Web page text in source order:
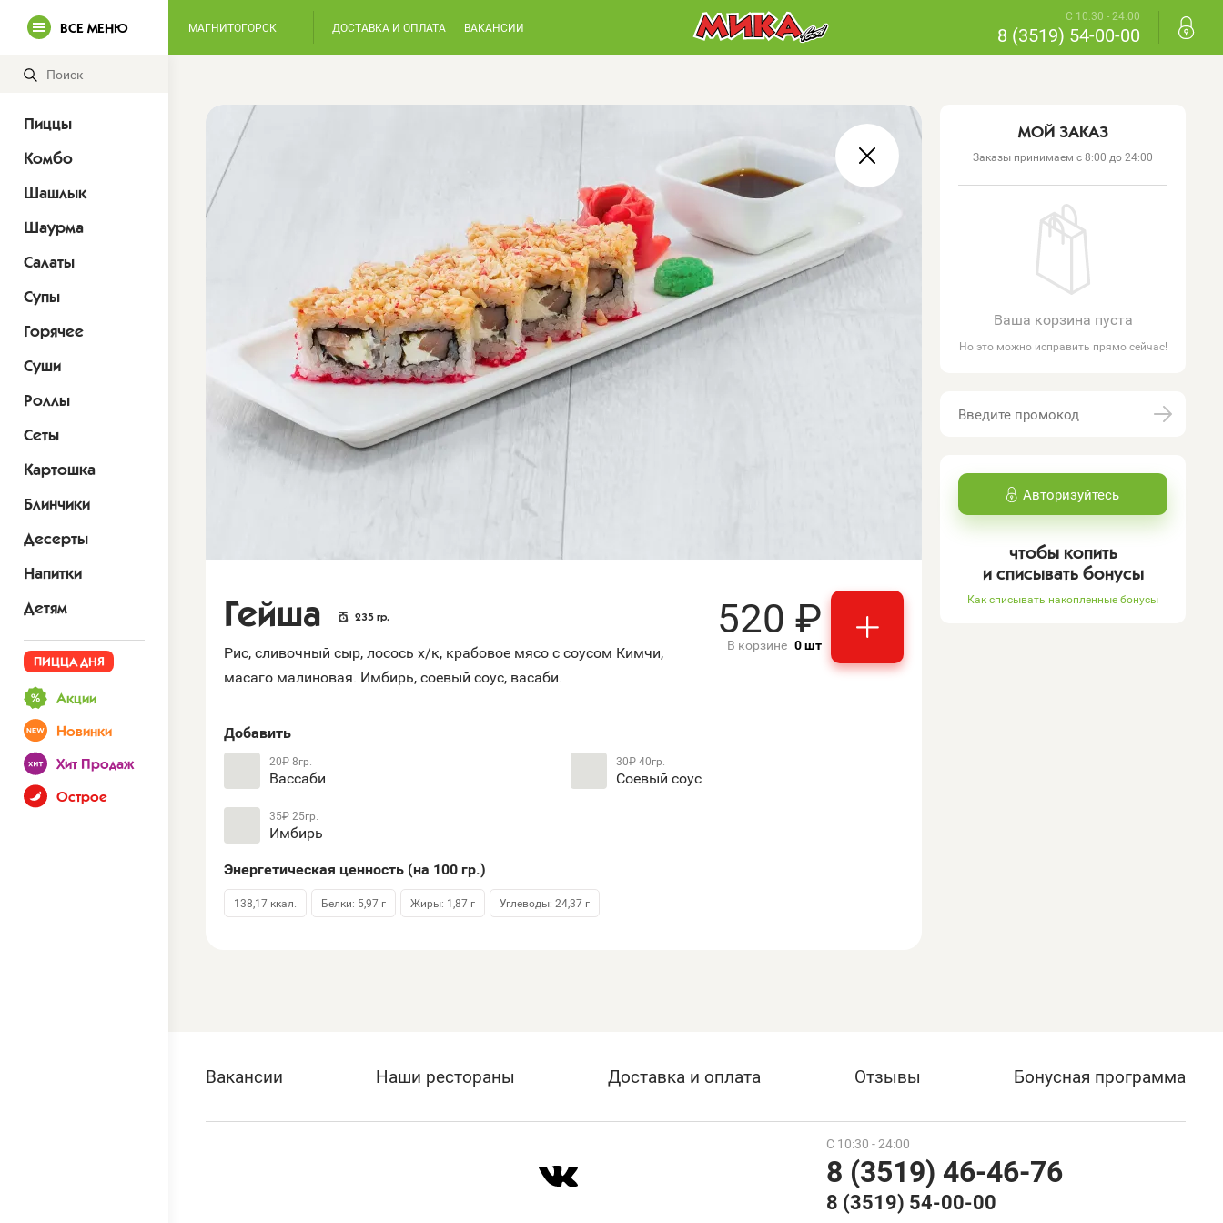
Пиццы
Комбо
Шашлык
Шаурма
Салаты
Супы
Горячее
Суши
Роллы
Сеты
Картошка
Блинчики
Десерты
Напитки
Детям
ПИЦЦА ДНЯ
Акции
Новинки
Хит Продаж
Острое
ВСЕ МЕНЮ МАГНИТОГОРСК ДОСТАВКА И ОПЛАТА ВАКАНСИИ
С 10:30 - 24:00
8 (3519) 54-00-00
Гейша 235гр.
Рис, сливочный сыр, лосось х/к, крабовое мясо с соусом Кимчи,
масаго малиновая. Имбирь, соевый соус, васаби.
520 ₽
В корзине 0шт
Добавить
20₽8гр.
Вассаби
35₽25гр.
Имбирь
30₽40гр.
Соевый соус
Энергетическая ценность (на 100гр.)
138,17 ккал. Белки: 5,97 г Жиры: 1,87 г Углеводы: 24,37 г
МОЙ ЗАКАЗ
Заказы принимаем с 8:00 до 24:00
Ваша корзина пуста
Но это можно исправить прямо сейчас!
Авторизуйтесь
чтобы копить
и списывать бонусы
Как списывать накопленные бонусы
Вакансии Наши рестораны Доставка и оплата Отзывы Бонусная программа
С 10:30 - 24:00
8 (3519) 46-46-76
8 (3519) 54-00-00